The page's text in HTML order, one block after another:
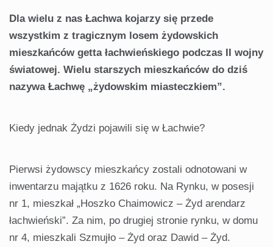
Dla wielu z nas Łachwa kojarzy się przede
wszystkim z tragicznym losem żydowskich
mieszkańców getta łachwieńskiego podczas II wojny
światowej. Wielu starszych mieszkańców do dziś
nazywa Łachwę „żydowskim miasteczkiem”.
Kiedy jednak Żydzi pojawili się w Łachwie?
Pierwsi żydowscy mieszkańcy zostali odnotowani w
inwentarzu majątku z 1626 roku. Na Rynku, w posesji
nr 1, mieszkał „Hoszko Chaimowicz – Żyd arendarz
łachwieński”. Za nim, po drugiej stronie rynku, w domu
nr 4, mieszkali Szmujło – Żyd oraz Dawid – Żyd.